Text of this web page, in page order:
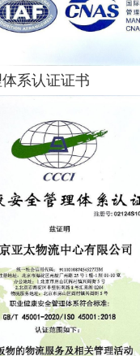
系认证证书